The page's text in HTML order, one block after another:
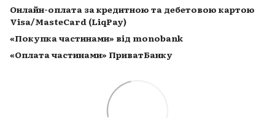
Онлайн-оплата за кредитною та дебетовою картою
Visa/MasteCard (LiqPay)
«Покупка частинами» від monobank
«Оплата частинами» ПриватБанку